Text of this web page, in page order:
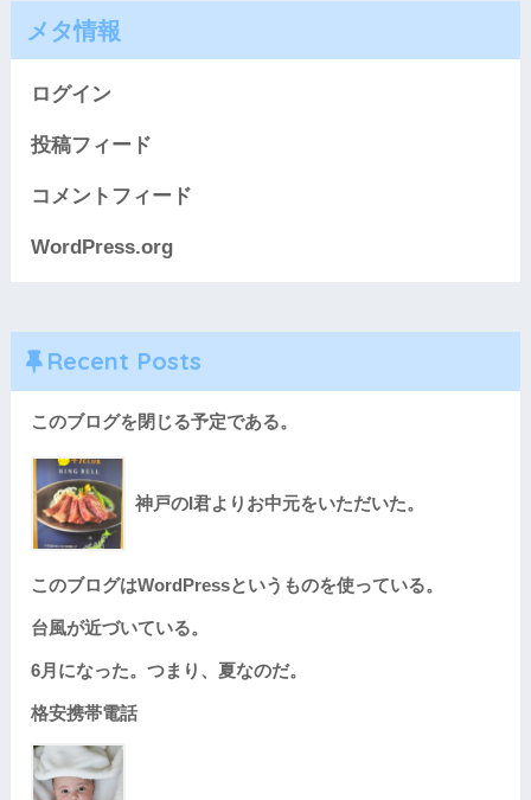
メタ情報
ログイン
投稿フィード
コメントフィード
WordPress.org
Recent Posts
このブログを閉じる予定である。
神戸のI君よりお中元をいただいた。
このブログはWordPressというものを使っている。
台風が近づいている。
6月になった。つまり、夏なのだ。
格安携帯電話